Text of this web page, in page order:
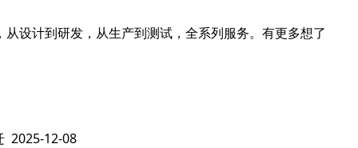
设计到研发，从生产到测试，全系列服务。有更多想了
2025-12-08